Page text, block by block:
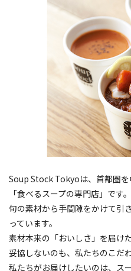
Soup Stock Tokyoは、首都圏
「食べるスープの専門店」です。
旬の素材から手間隙をかけて引
っています。
素材本来の「おいしさ」を届け
妥協しないのも、私たちのこだ
私たちがお届けしたいのは、ス